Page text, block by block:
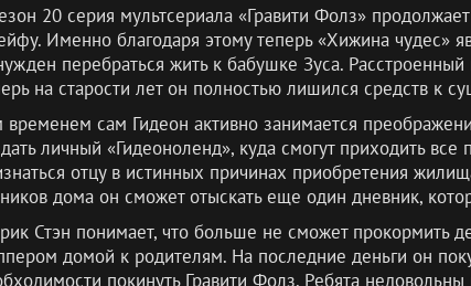
20 серия мультсериала «Гравити Фолз»
Именно благодаря этому теперь «Хижина чудес»
перебраться жить к бабушке Зуса.
на старости лет он полностью лишился средств к
временем сам Гидеон активно занимается
личный «Гидеоноленд», куда смогут приходить
отцу в истинных причинах приобретения
дома он сможет отыскать еще один дневник,
Стэн понимает, что больше не сможет прокормить
домой к родителям. На последние деньги он
покинуть Гравити Фолз. Ребята